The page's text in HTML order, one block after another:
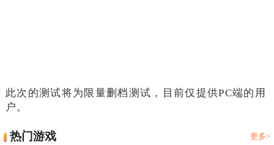
此次的测试将为限量删档测试，目前仅提供PC端的用
户。
热门游戏 更多>